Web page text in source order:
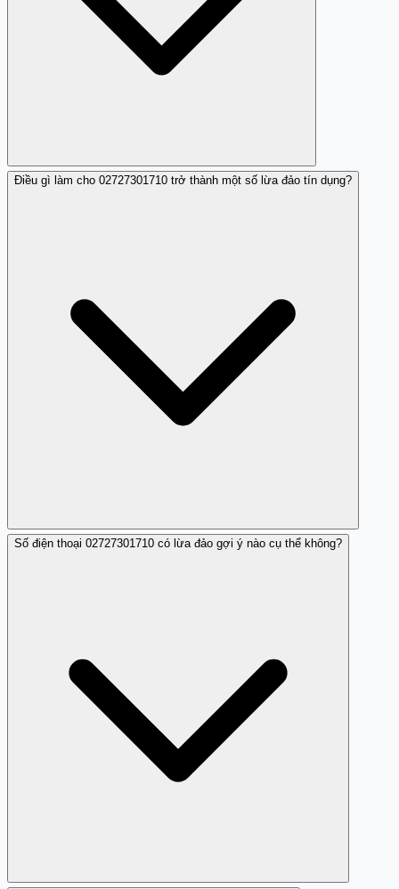
Bạn nên ngắt cuộc gọi và không cung cấp bất kỳ thông
Điều gì làm cho 02727301710 trở thành một số lừa đảo tín dụng?
Số này thường tiếp cận người tiêu dùng bằng cách mời
Số điện thoại 02727301710 có lừa đảo gợi ý nào cụ thể không?